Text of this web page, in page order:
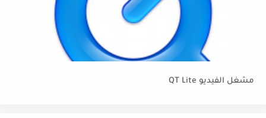
مشغل الفيديو QT Lite